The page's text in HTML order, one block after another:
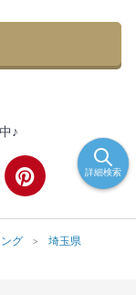
♪
グ
埼玉県
詳細検索